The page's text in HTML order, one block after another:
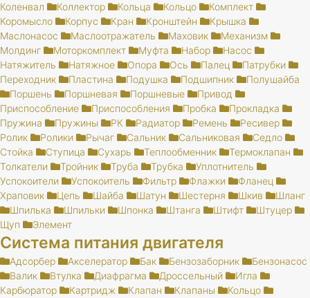
Коленвал
Коллектор Кольца Кольцо
Комплект
Коромысло
Корпус Кран Кронштейн
Крышка
Маслонасос
Маслоотражатель Маховик
Механизм
Молдинг
Моторкомплект Муфта Набор
Насос
Натяжитель
Натяжное Опора Ось Палец
Патрубки
Переходник
Пластина Подушка Подшипник
Полушайба
Поршень
Поршневая Поршневые
Привод
Приспособление
Приспособления Пробка
Прокладка
Пружина
Пружины РК Радиатор Ремень
Ресивер
Ролик
Ролики Рычаг Сальник Сальниковая
Седло
Стойка
Ступица Сухарь Теплообменник
Термоклапан
Толкатели
Тройник Труба Трубка
Уплотнитель
Успокоители
Успокоитель Фильтр Флажки
Фланец
Храповик
Цепь Шайба Шатун Шестерня Шкив
Шланг
Шпилька
Шпильки Шпонка Штанга Штифт
Штуцер
Щуп
Элемент
Система питания двигателя
Адсорбер Акселератор Бак Бензозаборник
Бензонасос
Валик
Втулка Диафрагма Дроссельный
Игла
Карбюратор
Картридж Клапан Клапаны
Кольцо